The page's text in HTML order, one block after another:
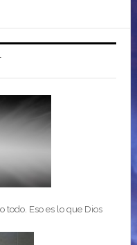
todo. Eso es lo que Dios